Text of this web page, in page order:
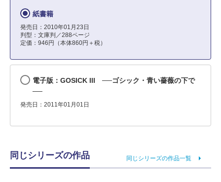
紙書籍
発売日：2010年01月23日
判型：文庫判／288ページ
定価：946円（本体860円＋税）
電子版：GOSICK III ──ゴシック・青い薔薇の下で
──
発売日：2011年01月01日
同じシリーズの作品 同じシリーズの作品一覧